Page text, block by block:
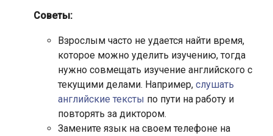
Советы:
Взрослым часто не удается найти время,
которое можно уделить изучению, тогда
нужно совмещать изучение английского с
текущими делами. Например, слушать
английские тексты по пути на работу и
повторять за диктором.
Замените язык на своем телефоне на